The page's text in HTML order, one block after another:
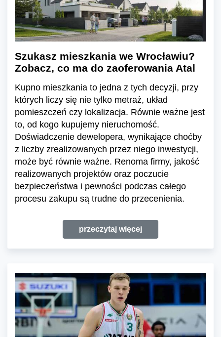
Szukasz mieszkania we Wrocławiu?
Zobacz, co ma do zaoferowania Atal
Kupno mieszkania to jedna z tych decyzji, przy
których liczy się nie tylko metraż, układ
pomieszczeń czy lokalizacja. Równie ważne jest
to, od kogo kupujemy nieruchomość.
Doświadczenie dewelopera, wynikające choćby
z liczby zrealizowanych przez niego inwestycji,
może być równie ważne. Renoma firmy, jakość
realizowanych projektów oraz poczucie
bezpieczeństwa i pewności podczas całego
procesu zakupu są trudne do przecenienia.
przeczytaj więcej